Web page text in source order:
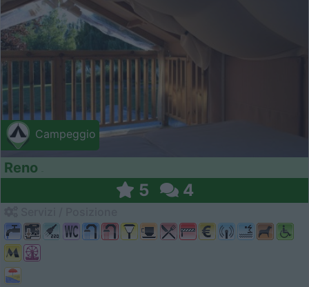
Campeggio
Reno
5 4